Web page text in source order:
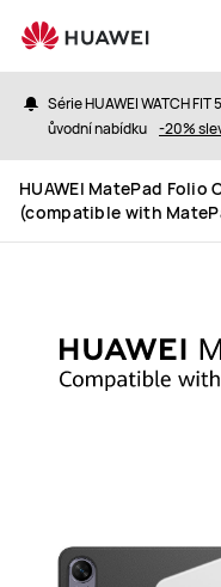
MatePad
Folio
Cover
(compatible
with
MatePad
11.5&quot;S)
Série HUAWEI WATCH
ůvodní nabídku -20%
HUAWEI MatePad Folio
(compatible with